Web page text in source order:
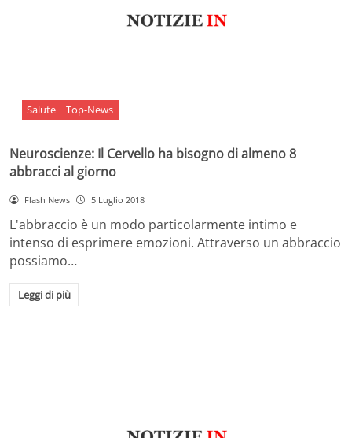
Salute Top-News
Neuroscienze: Il Cervello ha bisogno di almeno 8
abbracci al giorno
Flash News 5 Luglio 2018
L'abbraccio è un modo particolarmente intimo e
intenso di esprimere emozioni. Attraverso un abbraccio
possiamo…
Leggi di più